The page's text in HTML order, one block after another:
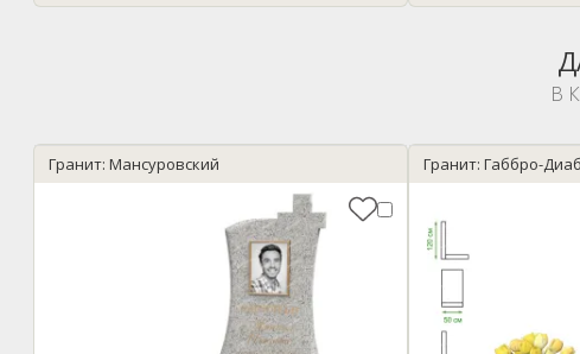
В
Гранит: Мансуровский Гранит: Габбро-